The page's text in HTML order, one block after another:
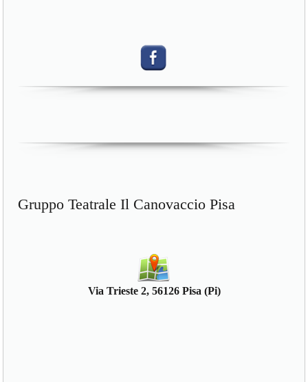
Gruppo Teatrale Il Canovaccio Pisa
Via Trieste 2, 56126 Pisa (Pi)